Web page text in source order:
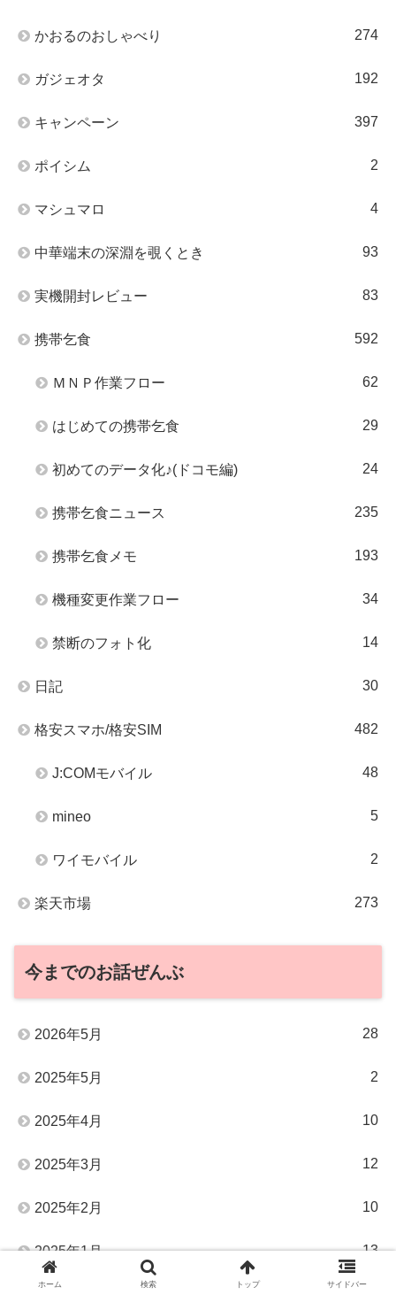
かおるのおしゃべり 274
ガジェオタ 192
キャンペーン 397
ポイシム 2
マシュマロ 4
中華端末の深淵を覗くとき 93
実機開封レビュー 83
携帯乞食 592
ＭＮＰ作業フロー 62
はじめての携帯乞食 29
初めてのデータ化♪(ドコモ編) 24
携帯乞食ニュース 235
携帯乞食メモ 193
機種変更作業フロー 34
禁断のフォト化 14
日記 30
格安スマホ/格安SIM 482
J:COMモバイル 48
mineo 5
ワイモバイル 2
楽天市場 273
今までのお話ぜんぶ
2026年5月 28
2025年5月 2
2025年4月 10
2025年3月 12
2025年2月 10
2025年1月 13
ホーム 検索 トップ サイドバー